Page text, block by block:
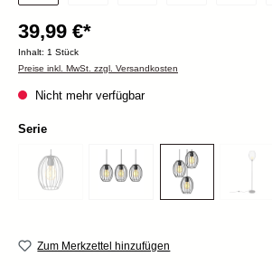
39,99 €*
Inhalt: 1 Stück
Preise inkl. MwSt. zzgl. Versandkosten
Nicht mehr verfügbar
Serie
Zum Merkzettel hinzufügen